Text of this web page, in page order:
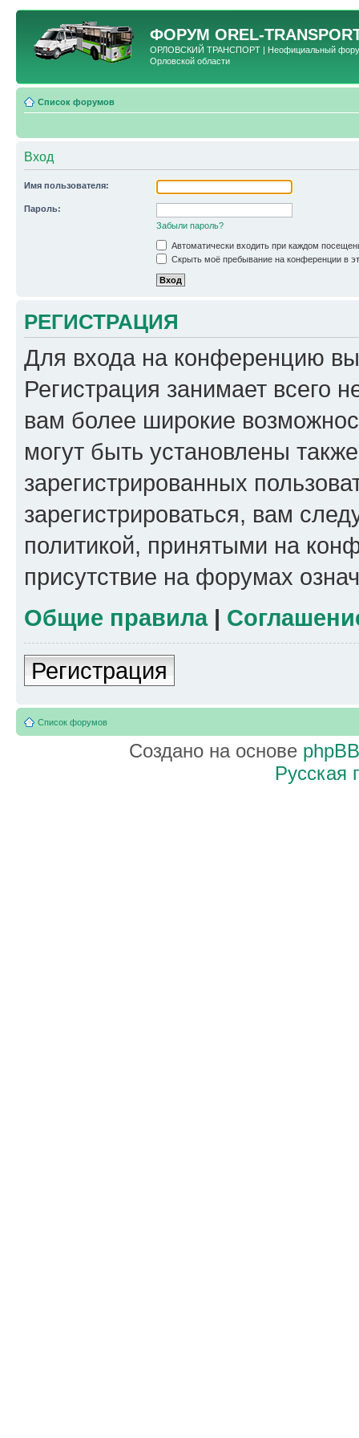
ФОРУМ OREL-
ОРЛОВСКИЙ ТРАНСПОРТ | Неофициальный форум
Орловской области
Список форумов
Вход
Имя пользователя:
Пароль:
Забыли пароль?
Автоматически входить при каждом
Скрыть моё пребывание на конференции в
РЕГИСТРАЦИЯ
Для входа на конференцию
Регистрация занимает всего
вам более широкие
могут быть установлены
зарегистрированных
зарегистрироваться, вам
политикой, принятыми на
присутствие на форумах
Общие правила|
Регистрация
Список форумов
Создано на основе phpBB
Русская